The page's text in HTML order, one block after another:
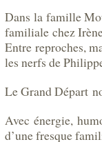
Dans la famille
familiale chez
Entre reproches,
les nerfs de
Le Grand Départ
Avec énergie,
d’une fresque